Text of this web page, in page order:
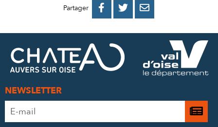
Partager 
PARTAGER
FACEBOOK
PARTAGER
PARTAGER
MAIL
NEWSLETTER
Adresse
e-
Je